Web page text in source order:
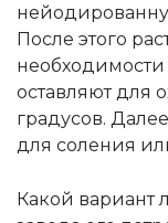
После этого
необходимости
оставляют для
градусов.
для соления
Какой вариант